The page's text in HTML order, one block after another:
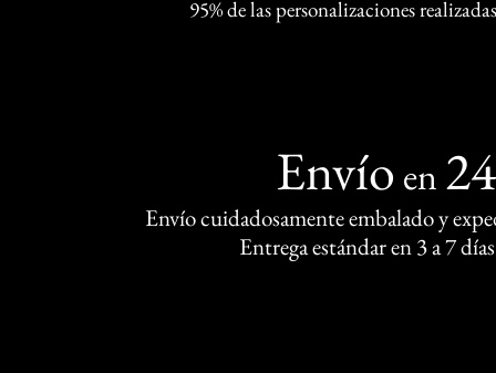
95% de las personalizaciones
Envío en
Envío cuidadosamente embalado y
Entrega estándar en 3 a 7